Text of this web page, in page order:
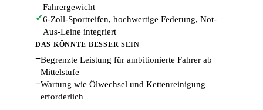
Fahrergewicht
✓6-Zoll-Sportreifen, hochwertige Federung, Not-
Aus-Leine integriert
DAS KÖNNTE BESSER SEIN
−Begrenzte Leistung für ambitionierte Fahrer ab
Mittelstufe
−Wartung wie Ölwechsel und Kettenreinigung
erforderlich